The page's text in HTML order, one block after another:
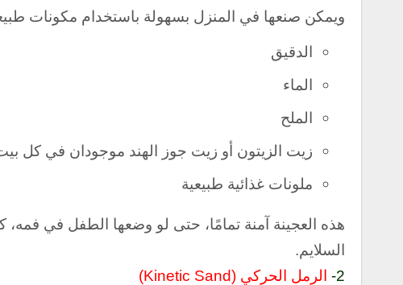
ويمكن صنعها في المنزل بسهولة باستخدام مكونات
الدقيق
الماء
الملح
زيت الزيتون أو زيت جوز الهند موجودان في كل بيت
ملونات غذائية طبيعية
هذه العجينة آمنة تمامًا، حتى لو وضعها الطفل في
السلايم.
2-
الرمل الحركي (Kinetic Sand)